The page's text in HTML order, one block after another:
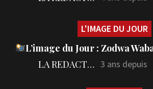
L'IMAGE DU JOUR
L’image du Jour : Zodwa
LA REDACTION 3 ans depuis